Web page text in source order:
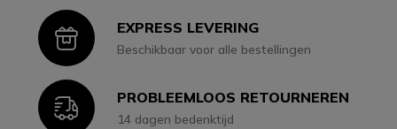
IconEXPRESS LEVERING
Beschikbaar voor alle bestellingen
IconPROBLEEMLOOS RETOURNEREN
14 dagen bedenktijd